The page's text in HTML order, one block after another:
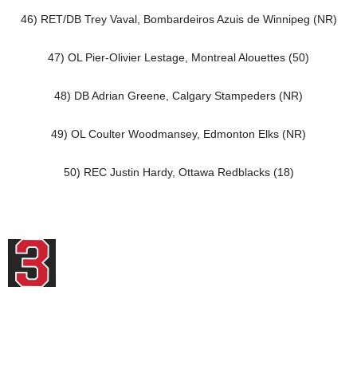
46) RET/DB Trey Vaval, Bombardeiros Azuis de Winnipeg (NR)
47) OL Pier-Olivier Lestage, Montreal Alouettes (50)
48) DB Adrian Greene, Calgary Stampeders (NR)
49) OL Coulter Woodmansey, Edmonton Elks (NR)
50) REC Justin Hardy, Ottawa Redblacks (18)